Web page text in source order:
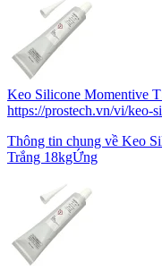
Keo Silicone Momentive
https://prostech.vn/vi/keo-
Thông tin chung về Keo
Trắng 18kgỨng